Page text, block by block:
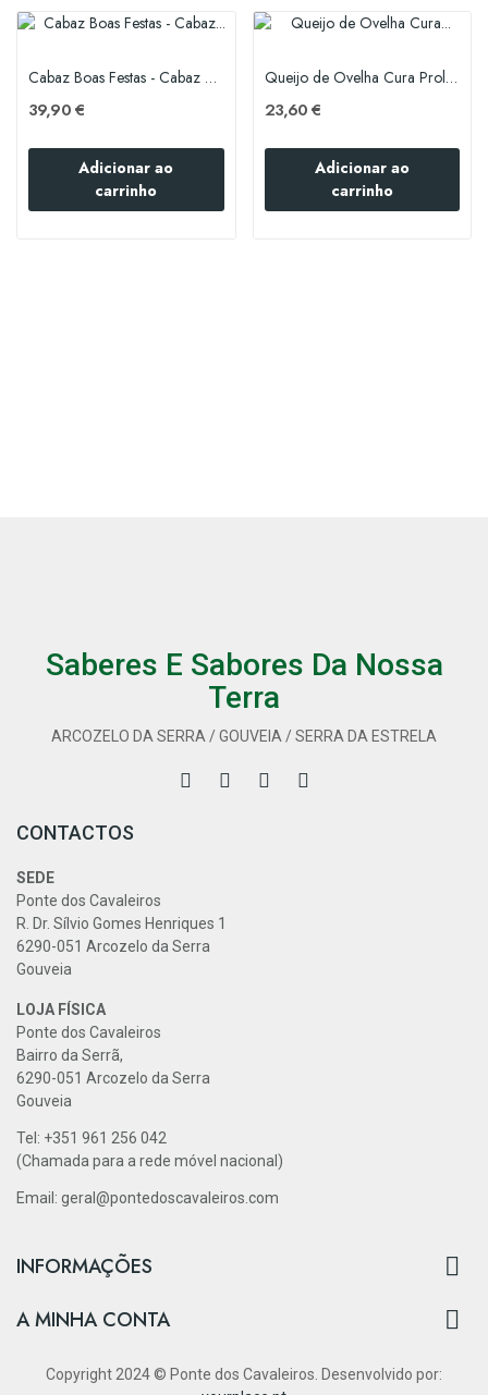
Cabaz Boas Festas - Cabaz Misto
39,90 €
Adicionar ao
carrinho
Queijo de Ovelha Cura Prolongada
23,60 €
Adicionar ao
carrinho
Saberes E Sabores Da Nossa
Terra
ARCOZELO DA SERRA / GOUVEIA / SERRA DA ESTRELA
CONTACTOS
SEDE
Ponte dos Cavaleiros
R. Dr. Sílvio Gomes Henriques 1
6290-051 Arcozelo da Serra
Gouveia
LOJA FÍSICA
Ponte dos Cavaleiros
Bairro da Serrã,
6290-051 Arcozelo da Serra
Gouveia
Tel: +351 961 256 042
(Chamada para a rede móvel nacional)
Email: geral@pontedoscavaleiros.com
INFORMAÇÕES 
A MINHA CONTA 
Copyright 2024 © Ponte dos Cavaleiros. Desenvolvido por: